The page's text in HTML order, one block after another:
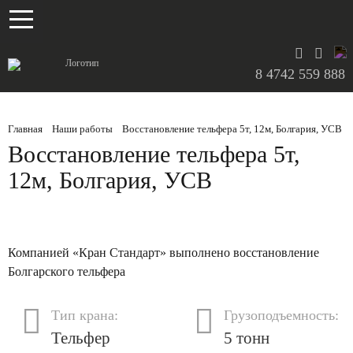
ПРОДУКЦИЯ
Мостовые краны
Оборудование
Консольные краны
УСЛУГИ
Ремонт тельферов
Монтаж мостовых кранов
Демонтаж мостовых кранов
Ремонт подкрановых путей
Болгарские электротельферы
О КОМПАНИИ
Отзывы
БЛОГ
8 4742 559 888
Главная Наши работы Восстановление тельфера 5т, 12м, Болгария, УСВ
Восстановление тельфера 5т,
12м, Болгария, УСВ
Компанией «Кран Стандарт» выполнено восстановление
Болгарского тельфера
Тип крана:
Тельфер
Грузоподъемность:
5 тонн